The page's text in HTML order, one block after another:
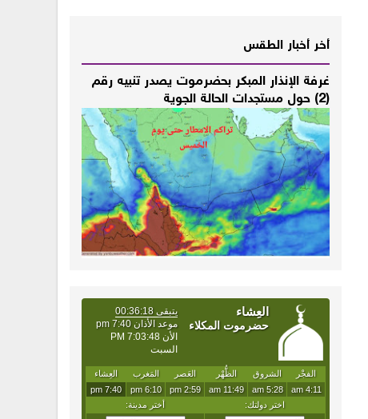
أخر أخبار الطقس
غرفة الإنذار المبكر بحضرموت يصدر تنبيه رقم
(2) حول مستجدات الحالة الجوية